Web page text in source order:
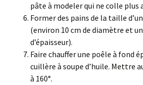
pâte à modeler qui ne colle plus
Former des pains de la taille
(environ 10 cm de diamètre et
d’épaisseur).
Faire chauffer une poêle à fond
cuillère à soupe d’huile. Mettre
à 160°.